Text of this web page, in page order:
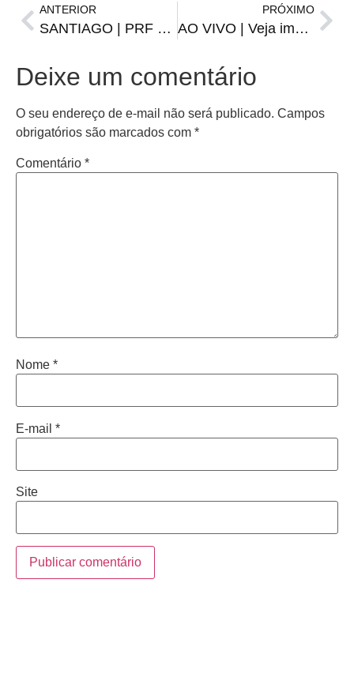
ANTERIOR
SANTIAGO | PRF prende motorista embriagado que tentou fugir de barreira policial
PRÓXIMO
AO VIVO | Veja imagens das ruas de Santiago em tempo real
Deixe um comentário
O seu endereço de e-mail não será publicado. Campos
obrigatórios são marcados com *
Comentário *
Nome *
E-mail *
Site